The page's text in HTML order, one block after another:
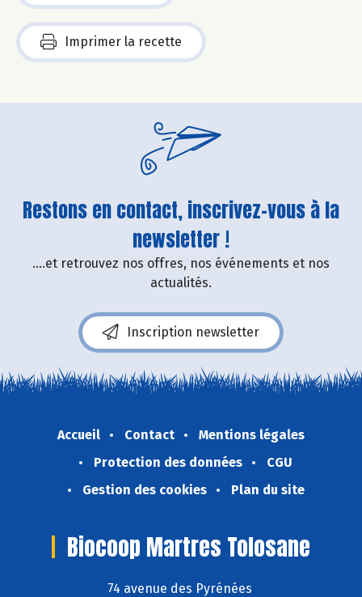
Imprimer la recette
Restons en contact, inscrivez-vous à la
newsletter !
....et retrouvez nos offres, nos événements et nos
actualités.
Inscription newsletter
Accueil Contact
Mentions légales
Protection des données
CGU
Gestion des cookies
Plan du site
Biocoop Martres Tolosane
74 avenue des Pyrénées